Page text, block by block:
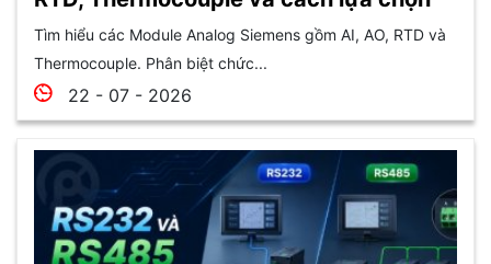
Tìm hiểu các Module Analog Siemens gồm AI, AO, RTD và
Thermocouple. Phân biệt chức...
22 - 07 - 2026